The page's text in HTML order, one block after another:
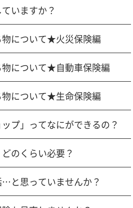
いますか？
について★火災保険編
について★自動車保険編
について★生命保険編
ップ」ってなにができるの？
のくらい必要？
と思っていませんか？